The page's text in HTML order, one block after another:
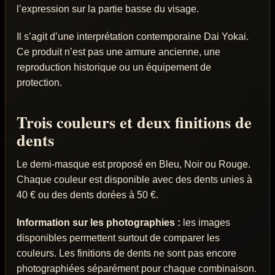
l’expression sur la partie basse du visage.
Il s’agit d’une interprétation contemporaine Dai Yokai.
Ce produit n’est pas une armure ancienne, une
reproduction historique ou un équipement de
protection.
Trois couleurs et deux finitions de
dents
Le demi-masque est proposé en Bleu, Noir ou Rouge.
Chaque couleur est disponible avec des dents unies à
40 € ou des dents dorées à 50 €.
Information sur les photographies : les images
disponibles permettent surtout de comparer les
couleurs. Les finitions de dents ne sont pas encore
photographiées séparément pour chaque combinaison.